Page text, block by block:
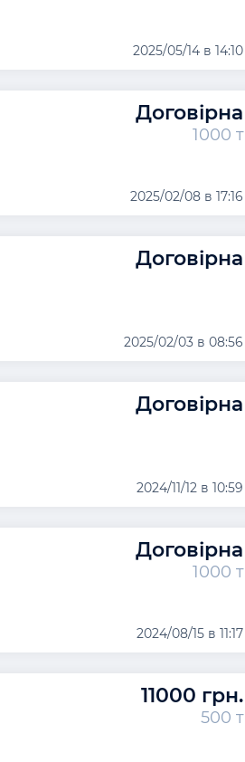
2025/05/14 в 14:10
Договірна
1000 т
2025/02/08 в 17:16
Договірна
2025/02/03 в 08:56
Договірна
2024/11/12 в 10:59
Договірна
1000 т
2024/08/15 в 11:17
11000 грн.
500 т